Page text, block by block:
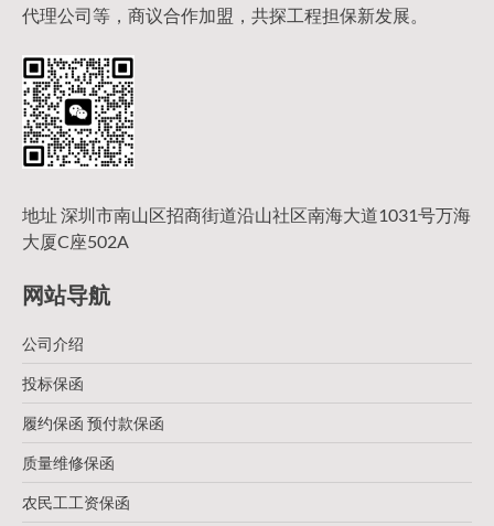
代理公司等，商议合作加盟，共探工程担保新发展。
地址 深圳市南山区招商街道沿山社区南海大道1031号万海
大厦C座502A
网站导航
公司介绍
投标保函
履约保函 预付款保函
质量维修保函
农民工工资保函